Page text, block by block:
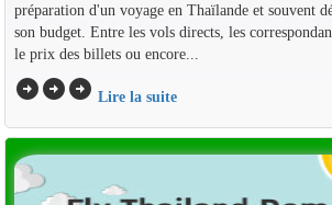
préparation d'un voyage en Thaïlande et souvent
son budget. Entre les vols directs, les
le prix des billets ou encore...
arrow_circle_rightarrow_circle_rightarrow_circle_right Lire la suite